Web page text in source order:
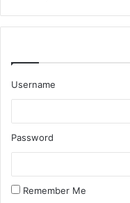
Username
Password
Remember Me